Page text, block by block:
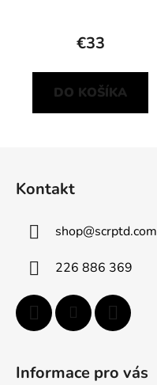
€33
DO KOŠÍKA
Kontakt
shop@scrptd.com
226 886 369
Informace pro vás